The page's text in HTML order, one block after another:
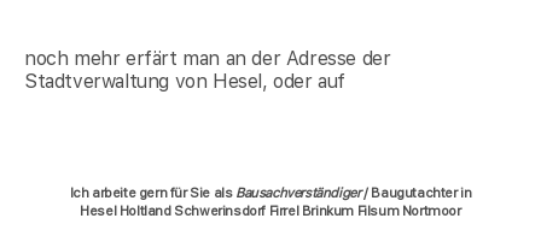
noch mehr erfärt man an der Adresse der
Stadtverwaltung von Hesel, oder auf
Ich arbeite gern für Sie als Bausachverständiger/ Baugutachter in
Hesel Holtland Schwerinsdorf Firrel Brinkum Filsum Nortmoor